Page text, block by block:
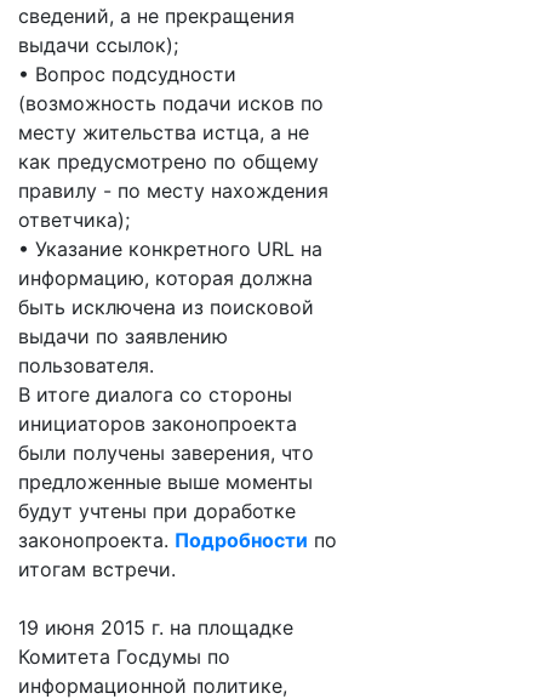
сведений, а не прекращения
выдачи ссылок);
• Вопрос подсудности
(возможность подачи исков по
месту жительства истца, а не
как предусмотрено по общему
правилу - по месту нахождения
ответчика);
• Указание конкретного URL на
информацию, которая должна
быть исключена из поисковой
выдачи по заявлению
пользователя.
В итоге диалога со стороны
инициаторов законопроекта
были получены заверения, что
предложенные выше моменты
будут учтены при доработке
законопроекта. Подробности по
итогам встречи.
19 июня 2015 г. на площадке
Комитета Госдумы по
информационной политике,